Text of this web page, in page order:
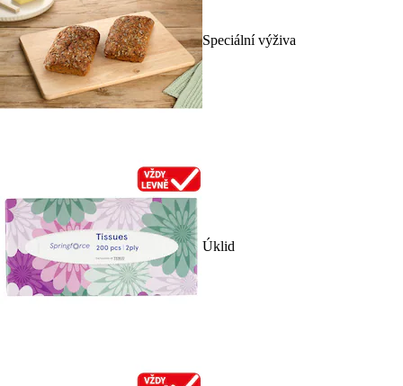
Speciální výživa
Úklid